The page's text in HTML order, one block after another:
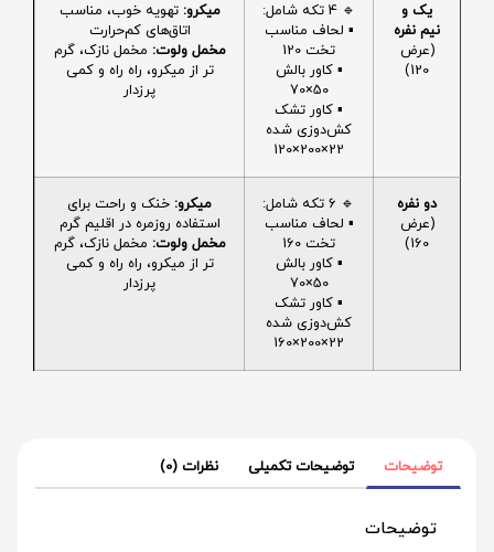
یک و
نیم نفره
(عرض
120)
🔹 4 تکه شامل:
▪️ لحاف مناسب
تخت 120
▪️ کاور بالش
50×70
▪️ کاور تشک
کش‌دوزی شده
22×200×120
میکرو: تهویه خوب، مناسب
اتاق‌های کم‌حرارت
مخمل ولوت: مخمل نازک، گرم
تر از میکرو، راه راه و کمی
پرزدار
دو نفره
(عرض
160)
🔹 6 تکه شامل:
▪️ لحاف مناسب
تخت 160
▪️ کاور بالش
50×70
▪️ کاور تشک
کش‌دوزی شده
22×200×160
میکرو: خنک و راحت برای
استفاده روزمره در اقلیم گرم
مخمل ولوت: مخمل نازک، گرم
تر از میکرو، راه راه و کمی
پرزدار
توضیحات توضیحات تکمیلی نظرات (0)
توضیحات